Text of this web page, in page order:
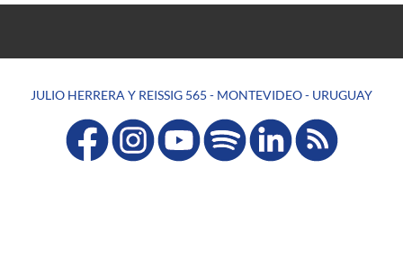
JULIO HERRERA Y REISSIG 565 - MONTEVIDEO - URUGUAY